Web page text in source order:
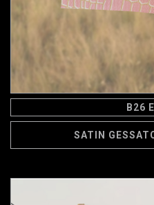
B26
SATIN